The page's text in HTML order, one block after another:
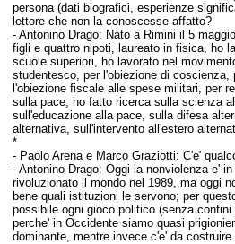
persona (dati biografici, esperienze
lettore che non la conoscesse affatto?
- Antonino Drago: Nato a Rimini il 5
figli e quattro nipoti, laureato in fisica, ho
scuole superiori, ho lavorato nel
studentesco, per l'obiezione di
l'obiezione fiscale alle spese militari, per
sulla pace; ho fatto ricerca sulla scienza
sull'educazione alla pace, sulla difesa
alternativa, sull'intervento all'estero
*
- Paolo Arena e Marco Graziotti: C'e'
- Antonino Drago: Oggi la nonviolenza e'
rivoluzionato il mondo nel 1989, ma oggi
bene quali istituzioni le servono; per
possibile ogni gioco politico (senza
perche' in Occidente siamo quasi
dominante, mentre invece c'e' da costruire